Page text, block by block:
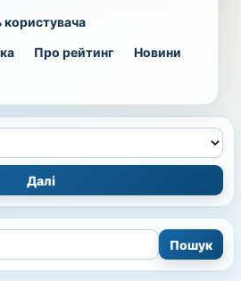
користувача
Про рейтинг
Новини